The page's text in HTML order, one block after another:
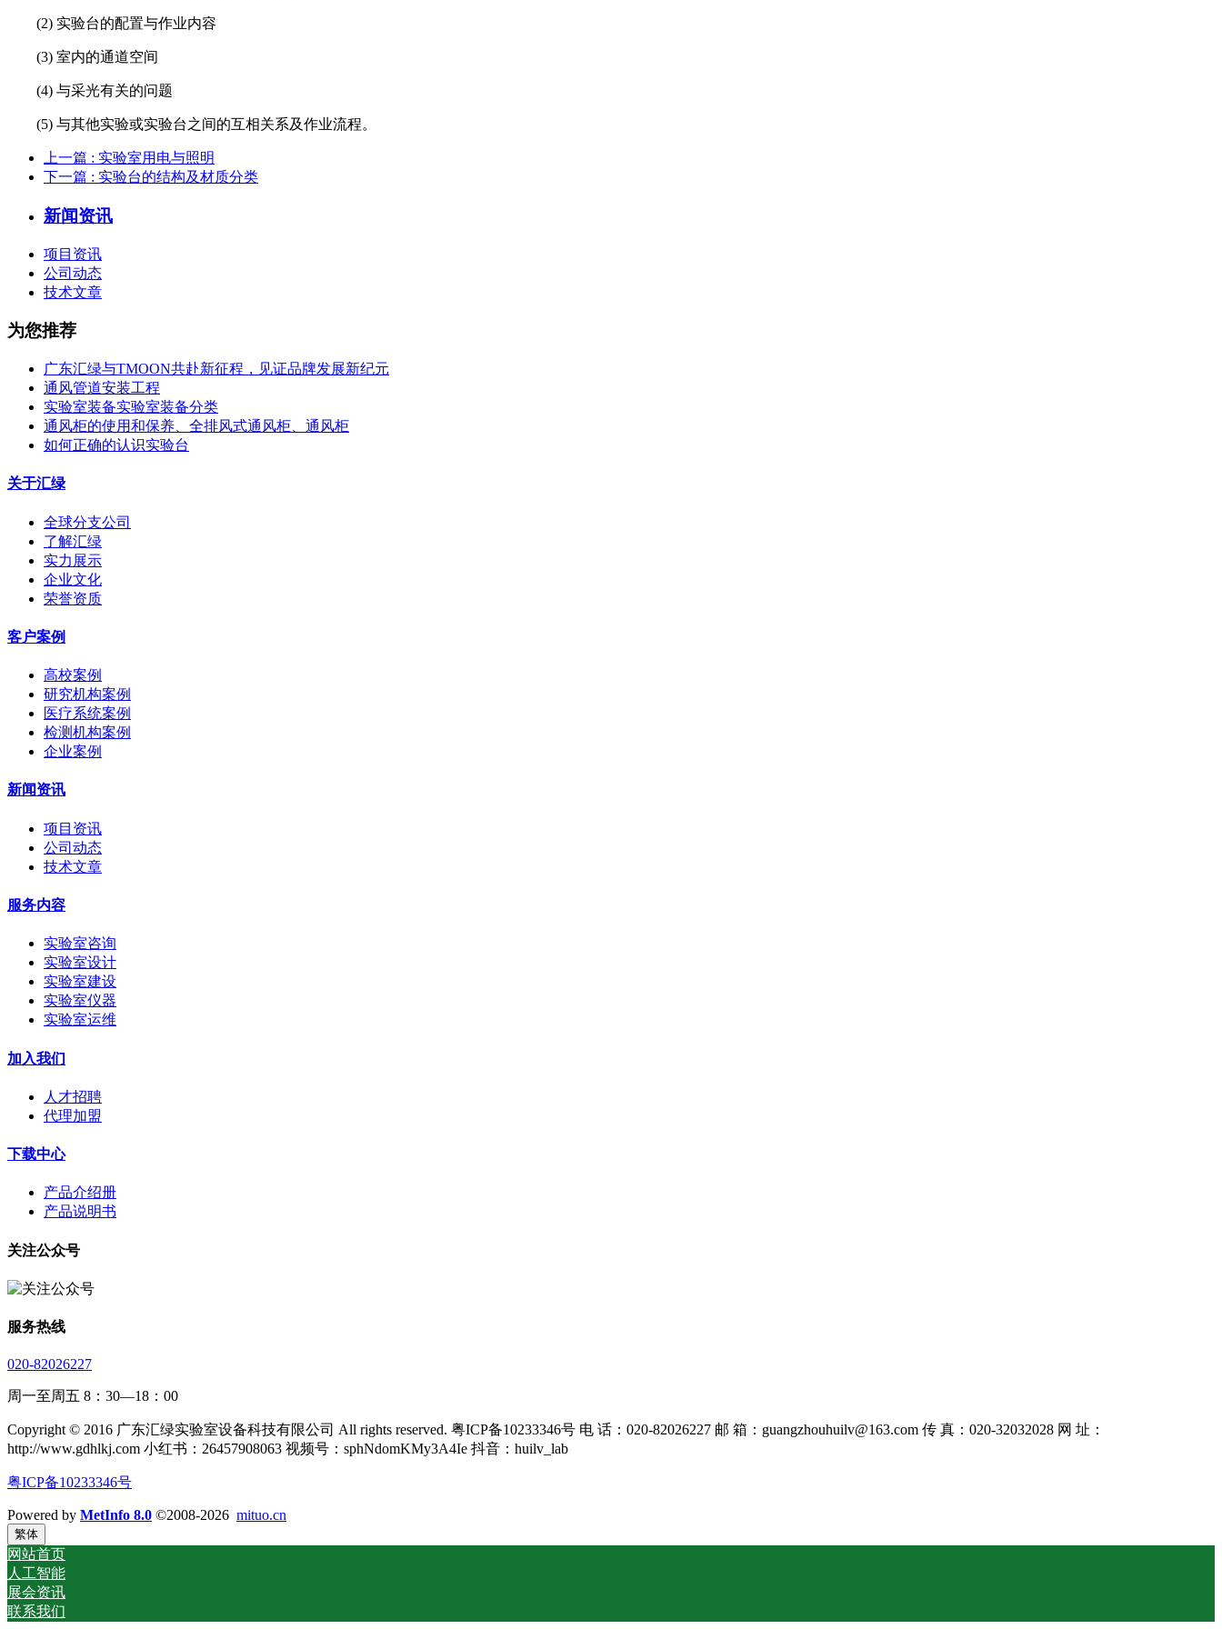
(2) 实验台的配置与作业内容
(3) 室内的通道空间
(4) 与采光有关的问题
(5) 与其他实验或实验台之间的互相关系及作业流程。
上一篇 : 实验室用电与照明
下一篇 : 实验台的结构及材质分类
新闻资讯
项目资讯
公司动态
技术文章
为您推荐
广东汇绿与TMOON共赴新征程，见证品牌发展新纪元
通风管道安装工程
实验室装备实验室装备分类
通风柜的使用和保养、全排风式通风柜、通风柜
如何正确的认识实验台
关于汇绿
全球分支公司
了解汇绿
实力展示
企业文化
荣誉资质
客户案例
高校案例
研究机构案例
医疗系统案例
检测机构案例
企业案例
新闻资讯
项目资讯
公司动态
技术文章
服务内容
实验室咨询
实验室设计
实验室建设
实验室仪器
实验室运维
加入我们
人才招聘
代理加盟
下载中心
产品介绍册
产品说明书
关注公众号
服务热线
020-82026227
周一至周五 8：30—18：00
Copyright © 2016 广东汇绿实验室设备科技有限公司 All rights reserved. 粤ICP备10233346号 电 话：020-82026227 邮 箱：guangzhouhuilv@163.com 传 真：020-32032028 网 址：
http://www.gdhlkj.com 小红书：26457908063 视频号：sphNdomKMy3A4Ie 抖音：huilv_lab
粤ICP备10233346号
Powered by MetInfo 8.0 ©2008-2026 mituo.cn
繁体
网站首页
人工智能
展会资讯
联系我们